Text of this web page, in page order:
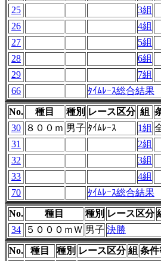
25
3組
26
4組
27
5組
28
6組
29
7組
66
ﾀｲﾑﾚｰｽ総合結果
No. 種目 種別 レース区分 組
30
８００ｍ 男子 ﾀｲﾑﾚｰｽ 1組
31
2組
32
3組
33
4組
70
ﾀｲﾑﾚｰｽ総合結果
No. 種目 種別 レース区分
34
５０００ｍＷ 男子 決勝
No. 種目 種別 レース区分 組 条件